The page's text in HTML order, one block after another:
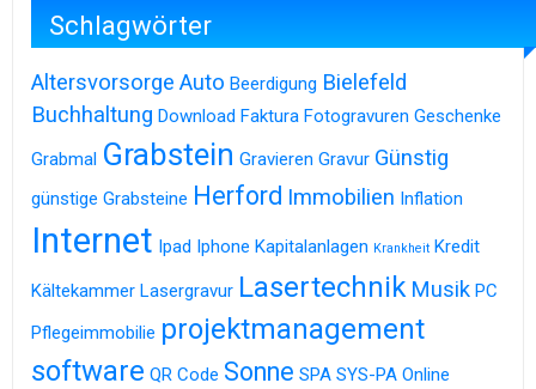
Schlagwörter
Altersvorsorge Auto Beerdigung Bielefeld
Buchhaltung Download Faktura Fotogravuren Geschenke
Grabmal Grabstein Gravieren Gravur Günstig
günstige Grabsteine Herford Immobilien Inflation
Internet Ipad Iphone Kapitalanlagen Krankheit Kredit
Kältekammer Lasergravur Lasertechnik Musik PC
Pflegeimmobilie projektmanagement
software QR Code Sonne SPA SYS-PA Online